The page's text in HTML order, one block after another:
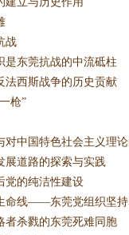
战
是东莞抗战的中流砥柱
法西斯战争的历史贡献
枪”
对中国特色社会主义理
展道路的探索与实践
党的纯洁性建设
命线——东莞党组织坚
者杀戮的东莞死难同胞